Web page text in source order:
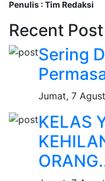
Penulis : Tim Redaksi
Recent Post
Sering
Jumat, 7
KELAS